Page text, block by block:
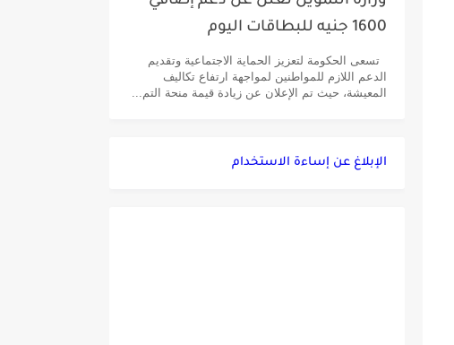
1600 جنيه للبطاقات اليوم
تسعى الحكومة لتعزيز الحماية الاجتماعية وتقديم
الدعم اللازم للمواطنين لمواجهة ارتفاع تكاليف
المعيشة، حيث تم الإعلان عن زيادة قيمة منحة التم...
الإبلاغ عن إساءة الاستخدام